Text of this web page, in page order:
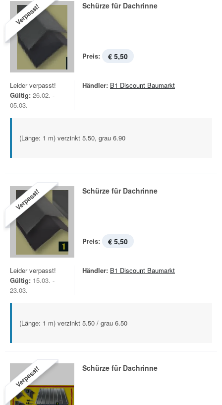
Verpasst! Schürze für Dachrinne
Preis: € 5,50
Leider verpasst!
Gültig: 26.02. -
05.03.
Händler: B1 Discount Baumarkt
(Länge: 1 m) verzinkt 5.50, grau 6.90
Verpasst! Schürze für Dachrinne
Preis: € 5,50
Leider verpasst!
Gültig: 15.03. -
23.03.
Händler: B1 Discount Baumarkt
(Länge: 1 m) verzinkt 5.50 / grau 6.50
Verpasst! Schürze für Dachrinne